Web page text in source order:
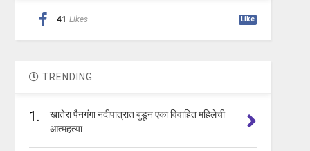
41 Likes Like
TRENDING
1.
खातेरा पैनगंगा नदीपात्रात बुडून एका विवाहित महिलेची
आत्महत्या